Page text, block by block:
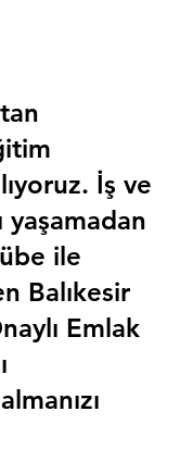
İş ve
yaşamadan
ile
Balıkesir
Emlak